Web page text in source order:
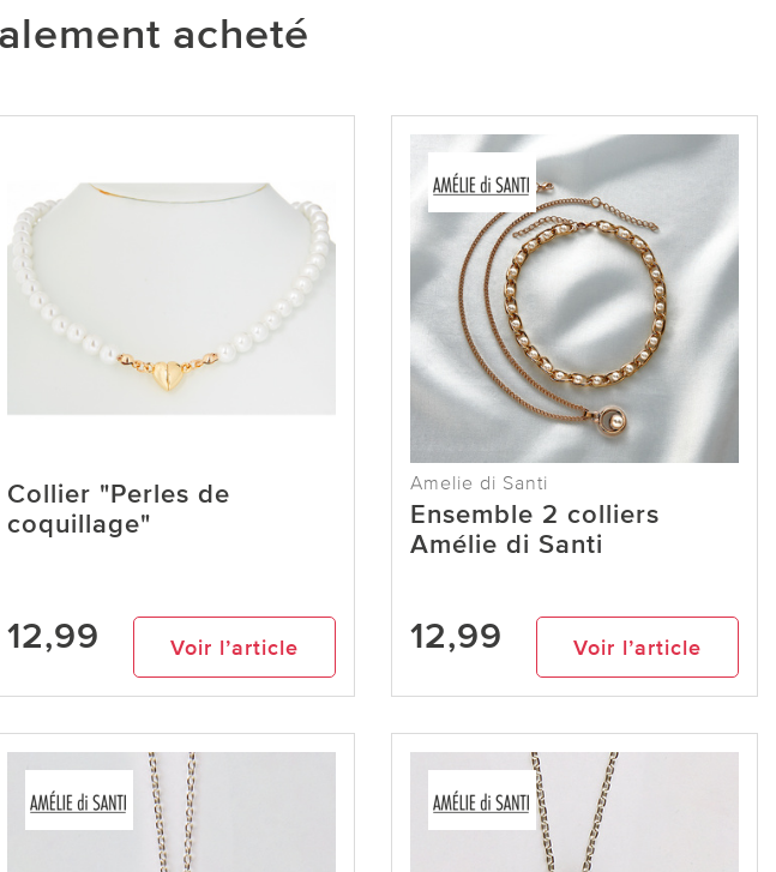
acheté
Collier "Perles de
coquillage"
12,99 Voir l’article
Amelie di Santi
Ensemble 2 colliers
Amélie di Santi
12,99 Voir l’article